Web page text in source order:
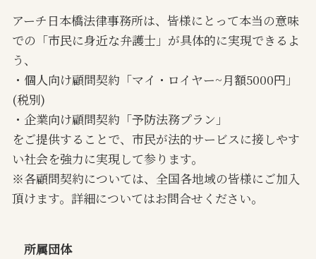
アーチ日本橋法律事務所は、皆様にとって本当の意味
での「市民に身近な弁護士」が具体的に実現できるよ
う、
・個人向け顧問契約「マイ・ロイヤー~月額5000円」
(税別)
・企業向け顧問契約「予防法務プラン」
をご提供することで、市民が法的サービスに接しやす
い社会を強力に実現して参ります。
※各顧問契約については、全国各地域の皆様にご加入
頂けます。詳細についてはお問合せください。
所属団体